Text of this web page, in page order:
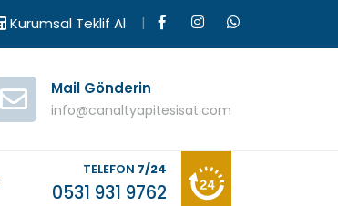
Kurumsal Teklif Al |
Mail Gönderin
info@canaltyapitesisat.com
TELEFON 7/24
0531 931 9762